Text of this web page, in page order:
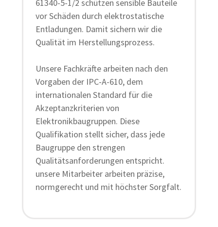
61340-5-1/2 schützen sensible Bauteile
vor Schäden durch elektrostatische
Entladungen. Damit sichern wir die
Qualität im Herstellungsprozess.
Unsere Fachkräfte arbeiten nach den
Vorgaben der IPC-A-610, dem
internationalen Standard für die
Akzeptanzkriterien von
Elektronikbaugruppen. Diese
Qualifikation stellt sicher, dass jede
Baugruppe den strengen
Qualitätsanforderungen entspricht.
unsere Mitarbeiter arbeiten präzise,
normgerecht und mit höchster Sorgfalt.